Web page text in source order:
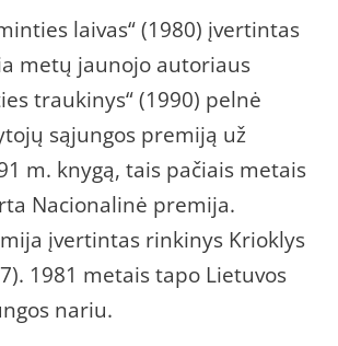
laivas“ (1980) įvertintas
metų jaunojo autoriaus
traukinys“ (1990) pelnė
sąjungos premiją už
m. knygą, tais pačiais metais
Nacionalinė premija.
įvertintas rinkinys Krioklys
1981 metais tapo Lietuvos
nariu.